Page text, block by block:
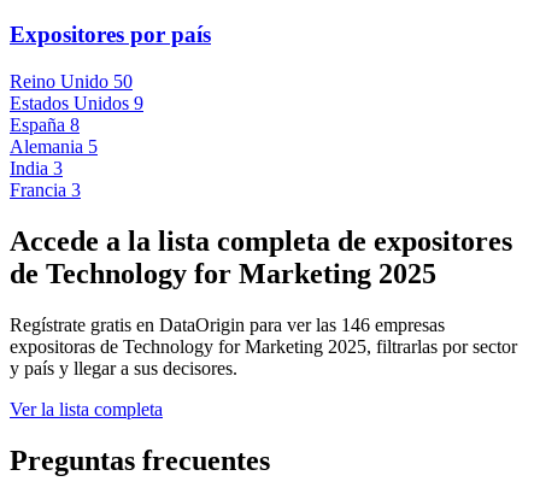
Expositores por país
Reino Unido 50
Estados Unidos 9
España 8
Alemania 5
India 3
Francia 3
Accede a la lista completa de expositores
de Technology for Marketing 2025
Regístrate gratis en DataOrigin para ver las 146 empresas
expositoras de Technology for Marketing 2025, filtrarlas por sector
y país y llegar a sus decisores.
Ver la lista completa
Preguntas frecuentes